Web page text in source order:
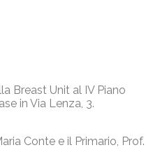
Breast Unit al IV Piano
in Via Lenza, 3.
Conte e il Primario, Prof.